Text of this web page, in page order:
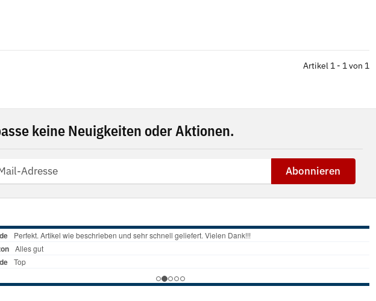
Artikel 1 - 1 von 1
keine Neuigkeiten oder Aktionen.
Abonnieren